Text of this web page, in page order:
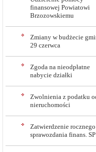
finansowej Powiatowi
Brzozowskiemu
Zmiany w budżecie
29 czerwca
Zgoda na nieodpłatne
nabycie działki
Zwolnienia z podatku
nieruchomości
Zatwierdzenie rocznego
sprawozdania finans.